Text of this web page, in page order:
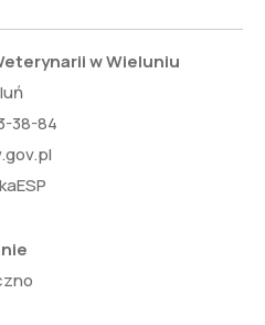
w Wieluniu
38-84